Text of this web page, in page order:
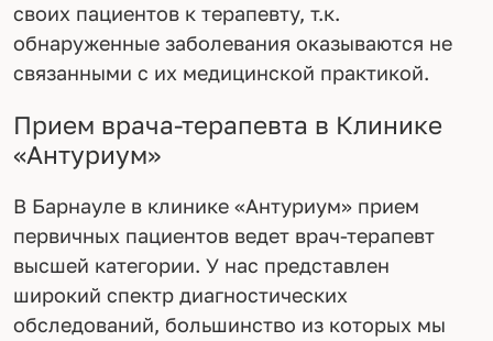
своих пациентов к терапевту, т.к.
обнаруженные заболевания оказываются не
связанными с их медицинской практикой.
Прием врача-терапевта в Клинике
«Антуриум»
В Барнауле в клинике «Антуриум» прием
первичных пациентов ведет врач-терапевт
высшей категории. У нас представлен
широкий спектр диагностических
обследований, большинство из которых мы